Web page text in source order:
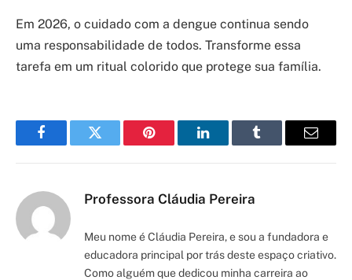
Em 2026, o cuidado com a dengue continua sendo
uma responsabilidade de todos. Transforme essa
tarefa em um ritual colorido que protege sua família.
FacebookTwitter Pinterest LinkedInTumblr Email
Professora Cláudia Pereira
Meu nome é Cláudia Pereira, e sou a fundadora e
educadora principal por trás deste espaço criativo.
Como alguém que dedicou minha carreira ao